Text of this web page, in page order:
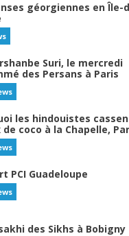
géorgiennes en Île-
Suri, le mercredi
des Persans à Paris
les hindouistes
de coco à la Chapelle,
PCI Guadeloupe
des Sikhs à Bobigny